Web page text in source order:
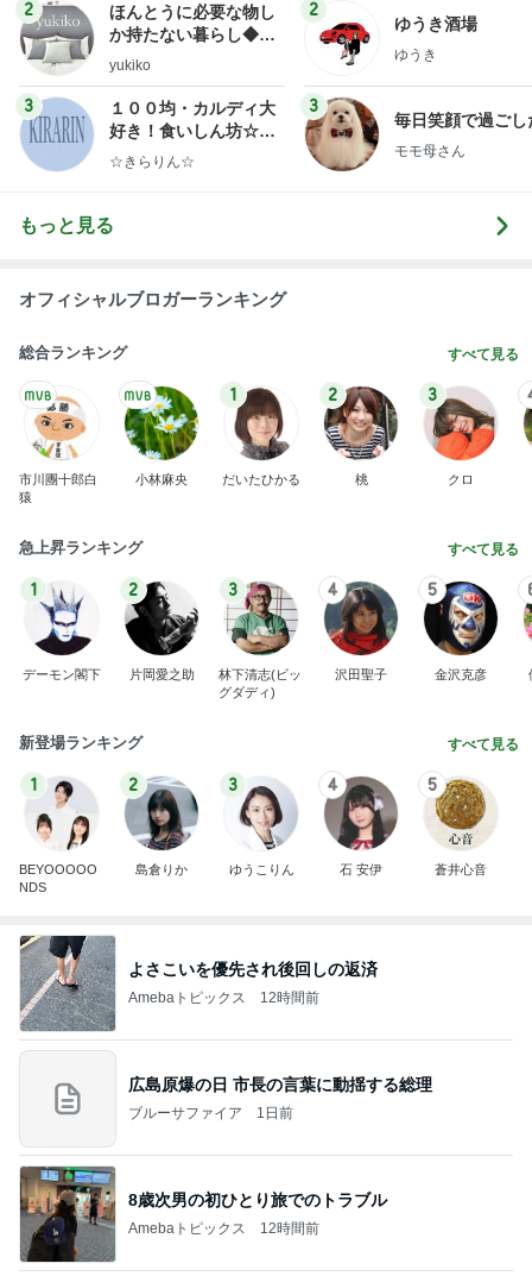
2
ほんとうに必要な物し
か持たない暮らし◆Ke
ep Life Simple◆〜イ
yukiko
3
１００均・カルディ大
好き！食いしん坊☆き
らりん☆のブログ
☆きらりん☆
2
ゆうき酒場
ゆうき
3
毎日笑顔で過ごし
モモ母さん
もっと見る
オフィシャルブロガーランキング
総合ランキング すべて見る
市川團十郎白
猿
小林麻央
1
だいたひかる
2
桃
3
クロ
急上昇ランキング すべて見る
1
デーモン閣下
2
片岡愛之助
3
林下清志(ビッ
グダディ)
4
沢田聖子
5
金沢克彦
新登場ランキング すべて見る
1
BEYOOOOO
NDS
2
島倉りか
3
ゆうこりん
4
石 安伊
5
蒼井心音
よさこいを優先され後回しの返済
Amebaトピックス 12時間前
広島原爆の日 市長の言葉に動揺する総理
ブルーサファイア 1日前
8歳次男の初ひとり旅でのトラブル
Amebaトピックス 12時間前